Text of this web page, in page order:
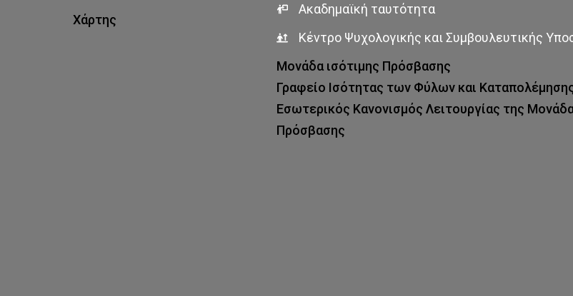
Χάρτης
Ακαδημαϊκή ταυτότητα
Κέντρο Ψυχολογικής και Συμβουλευτικής
Μονάδα ισότιμης Πρόσβασης
Γραφείο Ισότητας των Φύλων και
Εσωτερικός Κανονισμός Λειτουργίας της
Πρόσβασης